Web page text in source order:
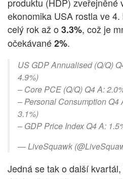
produktu (HDP) zveřejněné
ekonomika USA rostla ve
celý rok až o 3.3%, což je
očekávané2%.
US GDP Annualised (Q/Q)
4.9%)
– Core PCE (Q/Q) Q4 A:
– Personal Consumption Q4
3.1%)
– GDP Price Index Q4 A:
— LiveSquawk
Jedná se tak o další